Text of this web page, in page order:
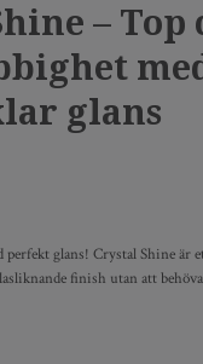
– Top
glans
glans! Crystal Shine är
finish utan att